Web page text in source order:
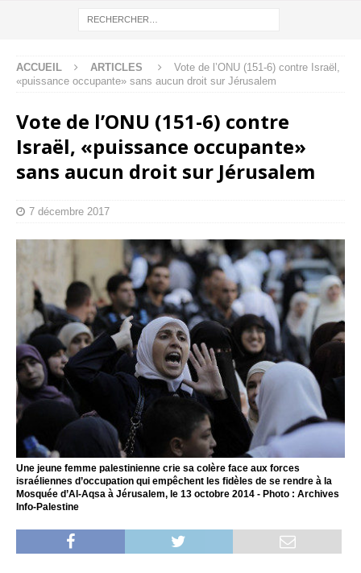
ACCUEIL ARTICLES
Vote de l’ONU (151-6) contre Israël,
«puissance occupante» sans aucun droit sur Jérusalem
Vote de l’ONU (151-6) contre
Israël, «puissance occupante»
sans aucun droit sur Jérusalem
7 décembre 2017
Une jeune femme palestinienne crie sa colère face aux forces
israéliennes d’occupation qui empêchent les fidèles de se rendre à la
Mosquée d’Al-Aqsa à Jérusalem, le 13 octobre 2014 - Photo : Archives
Info-Palestine